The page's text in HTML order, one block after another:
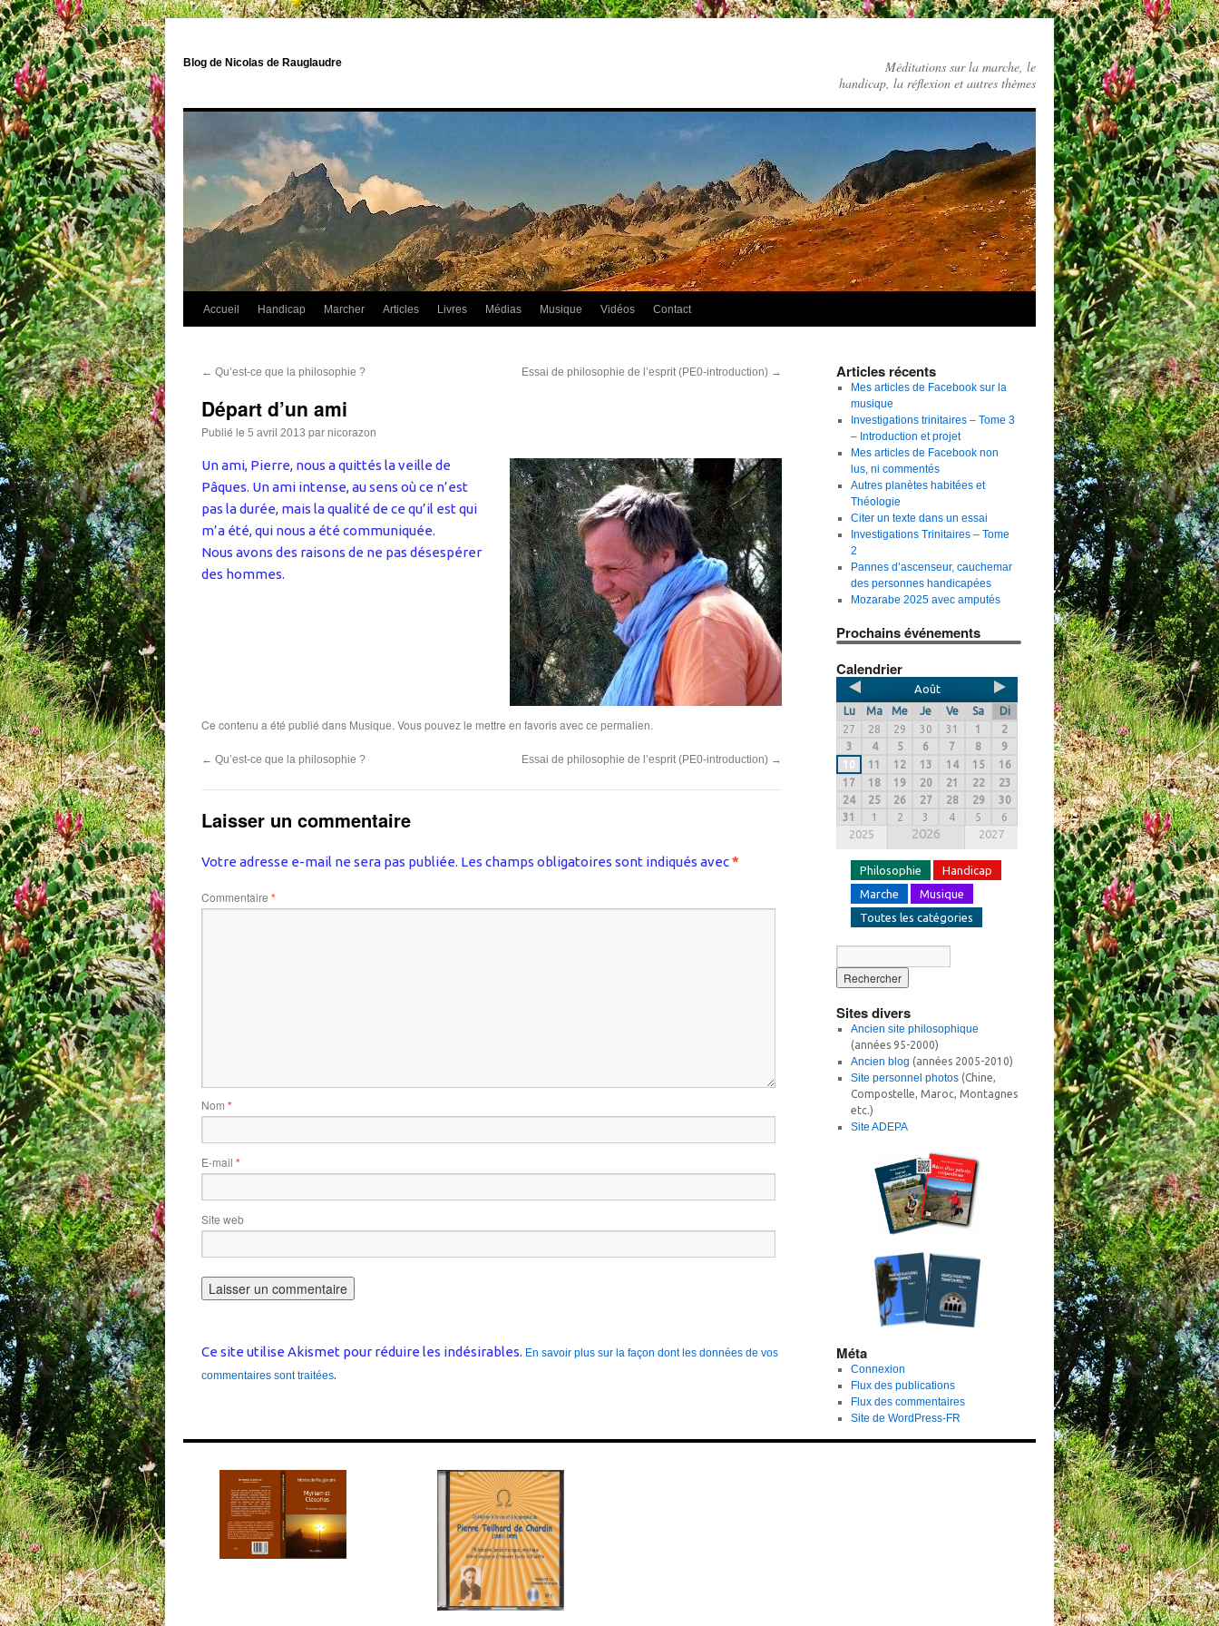
Blog de Nicolas de Rauglaudre
Méditations sur la marche, le
handicap, la réflexion et autres thèmes
Accueil Handicap Marcher Articles Livres Médias Musique Vidéos Contact
← Qu’est-ce que la philosophie ? Essai de philosophie de l’esprit (PE0-introduction) →
Départ d’un ami
Publié le 5 avril 2013 par nicorazon
Un ami, Pierre, nous a quittés la veille de
Pâques. Un ami intense, au sens où ce n’est
pas la durée, mais la qualité de ce qu’il est qui
m’a été, qui nous a été communiquée.
Nous avons des raisons de ne pas désespérer
des hommes.
Ce contenu a été publié dans Musique. Vous pouvez le mettre en favoris avec ce permalien.
← Qu’est-ce que la philosophie ? Essai de philosophie de l’esprit (PE0-introduction) →
Laisser un commentaire
Votre adresse e-mail ne sera pas publiée. Les champs obligatoires sont indiqués avec*
Commentaire *
Nom *
E-mail *
Site web
Ce site utilise Akismet pour réduire les indésirables. En savoir plus sur la façon dont les données de vos
commentaires sont traitées.
Articles récents
Mes articles de Facebook sur la
musique
Investigations trinitaires – Tome 3
– Introduction et projet
Mes articles de Facebook non
lus, ni commentés
Autres planètes habitées et
Théologie
Citer un texte dans un essai
Investigations Trinitaires – Tome
2
Pannes d’ascenseur, cauchemar
des personnes handicapées
Mozarabe 2025 avec amputés
Prochains événements
Calendrier
Août
Lu Ma Me Je Ve Sa
Di
27
28 29 30 31 1
2
3
4 5 6 7 8
9
10
11 12 13 14 15
16
17
18 19 20 21 22
23
24
25 26 27 28 29
30
31
1 2 3 4 5 6
2025 2026 2027
Philosophie
Handicap
Marche
Musique
Toutes les catégories
Sites divers
Ancien site philosophique
(années 95-2000)
Ancien blog (années 2005-2010)
Site personnel photos(Chine,
Compostelle, Maroc, Montagnes
etc.)
Site ADEPA
Méta
Connexion
Flux des publications
Flux des commentaires
Site de WordPress-FR